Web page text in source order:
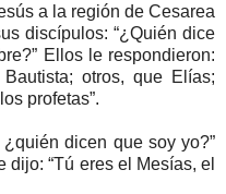
a la región de Cesarea
discípulos: “¿Quién dice
Ellos le respondieron:
otros, que Elías;
profetas”.
dicen que soy yo?”
“Tú eres el Mesías, el